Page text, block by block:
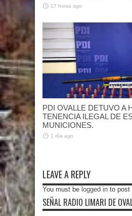
17 horas ago
PDI OVALLE DETUVO A
TENENCIA ILEGAL DE
MUNICIONES.
1 día ago
LEAVE A REPLY
You must be logged in to post
SEÑAL RADIO LIMARI DE